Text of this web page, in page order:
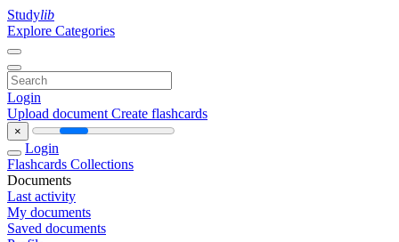
Studylib
Explore Categories
Login
Upload document Create flashcards
×
Login
Flashcards Collections
Documents
Last activity
My documents
Saved documents